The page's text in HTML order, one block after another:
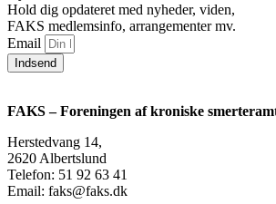
Hold dig opdateret med nyheder, viden,
FAKS medlemsinfo, arrangementer mv.
Email
Indsend
FAKS – Foreningen af kroniske
Herstedvang 14,
2620 Albertslund
Telefon: 51 92 63 41
Email: faks@faks.dk